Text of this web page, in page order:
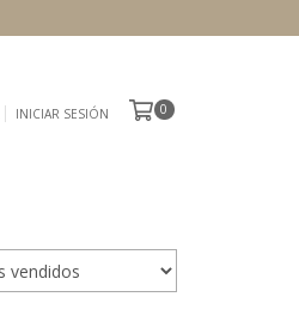
INICIAR SESIÓN 0